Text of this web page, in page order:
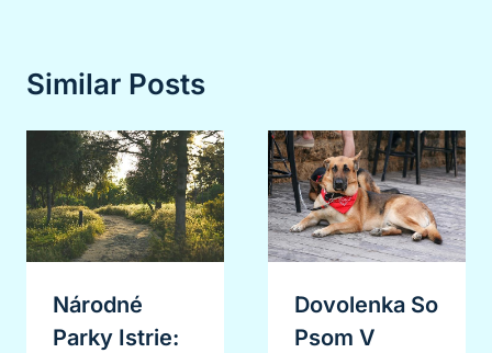
Similar Posts
Národné
Parky Istrie:
Dovolenka So
Psom V